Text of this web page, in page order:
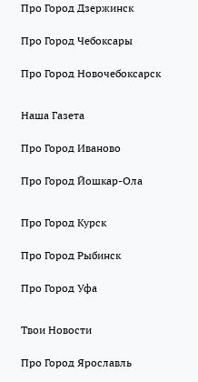
Про Город Дзержинск
Про Город Чебоксары
Про Город Новочебоксарск
Наша Газета
Про Город Иваново
Про Город Йошкар-Ола
Про Город Курск
Про Город Рыбинск
Про Город Уфа
Твои Новости
Про Город Ярославль